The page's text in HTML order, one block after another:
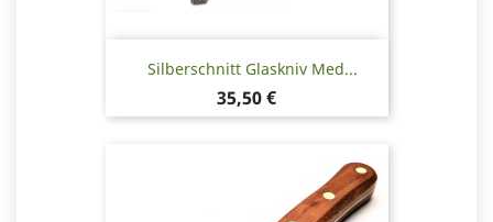
Silberschnitt Glaskniv Med...
Pris
35,50 €